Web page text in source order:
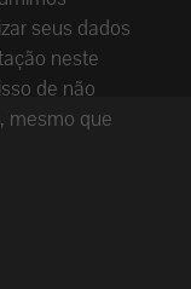
seus dados
neste
de não
mesmo que